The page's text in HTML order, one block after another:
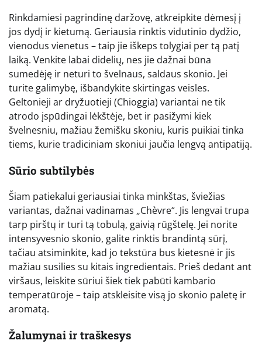
Rinkdamiesi pagrindinę daržovę, atkreipkite dėmesį į
jos dydį ir kietumą. Geriausia rinktis vidutinio dydžio,
vienodus vienetus – taip jie iškeps tolygiai per tą patį
laiką. Venkite labai didelių, nes jie dažnai būna
sumedėję ir neturi to švelnaus, saldaus skonio. Jei
turite galimybę, išbandykite skirtingas veisles.
Geltonieji ar dryžuotieji (Chioggia) variantai ne tik
atrodo įspūdingai lėkštėje, bet ir pasižymi kiek
švelnesniu, mažiau žemišku skoniu, kuris puikiai tinka
tiems, kurie tradiciniam skoniui jaučia lengvą antipatiją.
Sūrio subtilybės
Šiam patiekalui geriausiai tinka minkštas, šviežias
variantas, dažnai vadinamas „Chèvre“. Jis lengvai trupa
tarp pirštų ir turi tą tobulą, gaivią rūgštelę. Jei norite
intensyvesnio skonio, galite rinktis brandintą sūrį,
tačiau atsiminkite, kad jo tekstūra bus kietesnė ir jis
mažiau susilies su kitais ingredientais. Prieš dedant ant
viršaus, leiskite sūriui šiek tiek pabūti kambario
temperatūroje – taip atskleisite visą jo skonio paletę ir
aromatą.
Žalumynai ir traškesys